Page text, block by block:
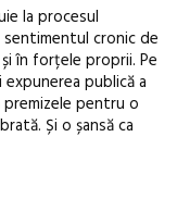
la procesul
cronic de
în forțele proprii. Pe
publică a
pentru o
Și o șansă ca